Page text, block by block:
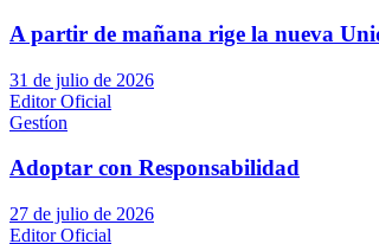
A partir de mañana rige la nueva
31 de julio de 2026
Editor Oficial
Gestíon
Adoptar con Responsabilidad
27 de julio de 2026
Editor Oficial